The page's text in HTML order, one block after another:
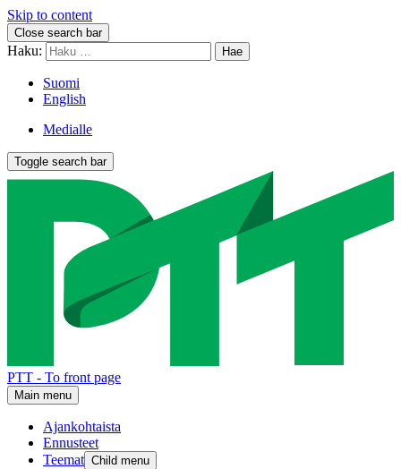
Skip to content
Close search bar
Haku:
Suomi
English
Medialle
Toggle search bar
PTT - To front page
Main menu
Ajankohtaista
Ennusteet
Teemat Child menu